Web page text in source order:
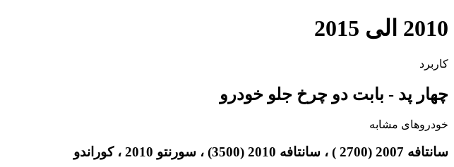
2010 الی 2015
کاربرد
چهار پد - بابت دو چرخ جلو خودرو
خودروهای مشابه
سانتافه 2007 (2700 ) ، سانتافه 2010 (3500) ، سورنتو 2010 ، کوراندو